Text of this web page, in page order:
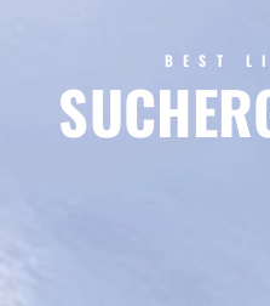
BEST